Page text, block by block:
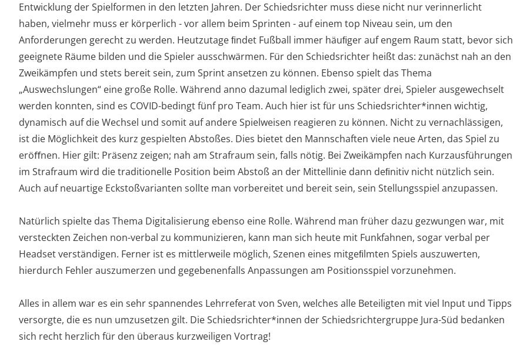
Entwicklung der Spielformen in den letzten Jahren. Der Schiedsrichter muss diese nicht nur verinnerlicht
haben, vielmehr muss er körperlich - vor allem beim Sprinten - auf einem top Niveau sein, um den
Anforderungen gerecht zu werden. Heutzutage ﬁndet Fußball immer häuﬁger auf engem Raum statt, bevor sich
geeignete Räume bilden und die Spieler ausschwärmen. Für den Schiedsrichter heißt das: zunächst nah an den
Zweikämpfen und stets bereit sein, zum Sprint ansetzen zu können. Ebenso spielt das Thema
„Auswechslungen“ eine große Rolle. Während anno dazumal lediglich zwei, später drei, Spieler ausgewechselt
werden konnten, sind es COVID-bedingt fünf pro Team. Auch hier ist für uns Schiedsrichter*innen wichtig,
dynamisch auf die Wechsel und somit auf andere Spielweisen reagieren zu können. Nicht zu vernachlässigen,
ist die Möglichkeit des kurz gespielten Abstoßes. Dies bietet den Mannschaften viele neue Arten, das Spiel zu
eröﬀnen. Hier gilt: Präsenz zeigen; nah am Strafraum sein, falls nötig. Bei Zweikämpfen nach Kurzausführungen
im Strafraum wird die traditionelle Position beim Abstoß an der Mittellinie dann deﬁnitiv nicht nützlich sein.
Auch auf neuartige Eckstoßvarianten sollte man vorbereitet und bereit sein, sein Stellungsspiel anzupassen.
Natürlich spielte das Thema Digitalisierung ebenso eine Rolle. Während man früher dazu gezwungen war, mit
versteckten Zeichen non-verbal zu kommunizieren, kann man sich heute mit Funkfahnen, sogar verbal per
Headset verständigen. Ferner ist es mittlerweile möglich, Szenen eines mitgeﬁlmten Spiels auszuwerten,
hierdurch Fehler auszumerzen und gegebenenfalls Anpassungen am Positionsspiel vorzunehmen.
Alles in allem war es ein sehr spannendes Lehrreferat von Sven, welches alle Beteiligten mit viel Input und Tipps
versorgte, die es nun umzusetzen gilt. Die Schiedsrichter*innen der Schiedsrichtergruppe Jura-Süd bedanken
sich recht herzlich für den überaus kurzweiligen Vortrag!